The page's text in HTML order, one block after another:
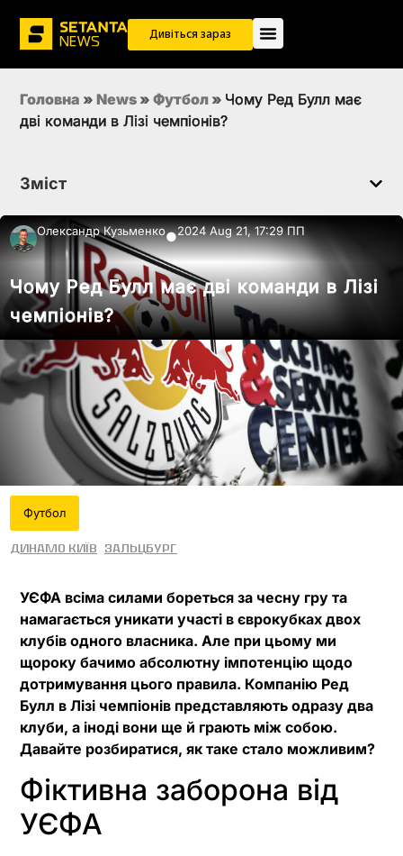
Дивіться зараз
Головна » News » Футбол » Чому Ред Булл має
дві команди в Лізі чемпіонів?
Зміст
Олександр Кузьменко●2024 Aug 21, 17:29 ПП
Чому Ред Булл має дві команди в Лізі
чемпіонів?
Футбол
Динамо Київ Зальцбург
УЄФА всіма силами бореться за чесну гру та
намагається уникати участі в єврокубках двох
клубів одного власника. Але при цьому ми
щороку бачимо абсолютну імпотенцію щодо
дотримування цього правила. Компанію Ред
Булл в Лізі чемпіонів представляють одразу два
клуби, а іноді вони ще й грають між собою.
Давайте розбиратися, як таке стало можливим?
Фіктивна заборона від
УЄФА